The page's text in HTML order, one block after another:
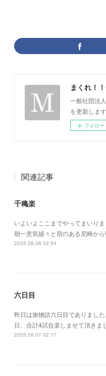
まくれ！
一般社団法
を更新しま
フォロー
関連記事
千穐楽
いよいよここまでやってまいり
朝一意気揚々と宿のある尼崎か
2025.08.08 02:54
六日目
昨日は旅物語六日目でありまし
日、合計4試合楽しませて頂き
2025.08.07 02:17